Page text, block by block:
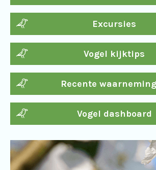
Excursies
Vogel kijktips
Recente
Vogel dashboard